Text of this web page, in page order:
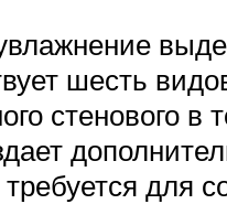
шесть
стенового
требуется